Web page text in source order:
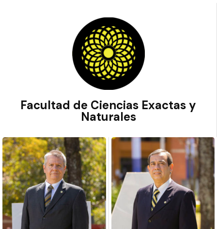
Facultad de Ciencias Exactas y
Naturales